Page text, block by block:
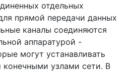
отдельных
прямой передачи данных
каналы соединяются
аппаратурой -
могут устанавливать
узлами сети. В